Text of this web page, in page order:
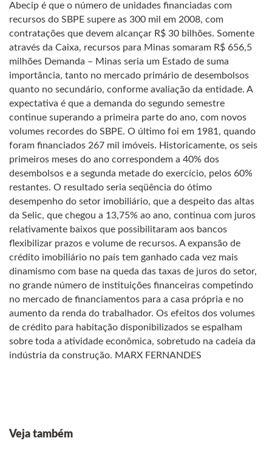
Abecip é que o número de unidades financiadas com
recursos do SBPE supere as 300 mil em 2008, com
contratações que devem alcançar R$ 30 bilhões. Somente
através da Caixa, recursos para Minas somaram R$ 656,5
milhões Demanda – Minas seria um Estado de suma
importância, tanto no mercado primário de desembolsos
quanto no secundário, conforme avaliação da entidade. A
expectativa é que a demanda do segundo semestre
continue superando a primeira parte do ano, com novos
volumes recordes do SBPE. O último foi em 1981, quando
foram financiados 267 mil imóveis. Historicamente, os seis
primeiros meses do ano correspondem a 40% dos
desembolsos e a segunda metade do exercício, pelos 60%
restantes. O resultado seria seqüência do ótimo
desempenho do setor imobiliário, que a despeito das altas
da Selic, que chegou a 13,75% ao ano, continua com juros
relativamente baixos que possibilitaram aos bancos
flexibilizar prazos e volume de recursos. A expansão de
crédito imobiliário no país tem ganhado cada vez mais
dinamismo com base na queda das taxas de juros do setor,
no grande número de instituições financeiras competindo
no mercado de financiamentos para a casa própria e no
aumento da renda do trabalhador. Os efeitos dos volumes
de crédito para habitação disponibilizados se espalham
sobre toda a atividade econômica, sobretudo na cadeia da
indústria da construção. MARX FERNANDES
Veja também